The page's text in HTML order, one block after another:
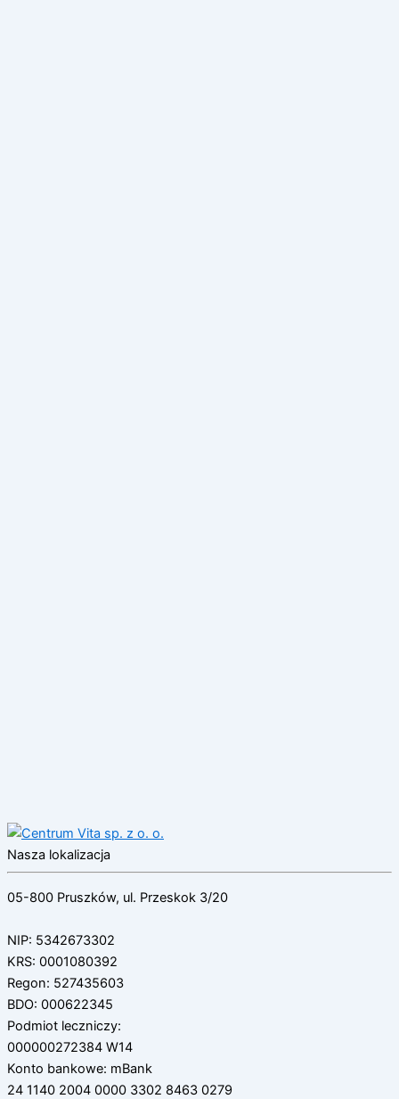
Nasza lokalizacja
05-800 Pruszków, ul. Przeskok 3/20
NIP: 5342673302
KRS: 0001080392
Regon: 527435603
BDO: 000622345
Podmiot leczniczy:
000000272384 W14
Konto bankowe: mBank
24 1140 2004 0000 3302 8463 0279